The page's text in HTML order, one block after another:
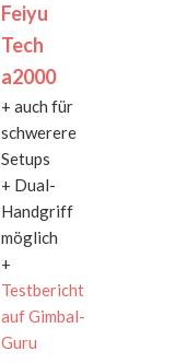
Feiyu
Tech
a2000
+ auch für
schwerere
Setups
+ Dual-
Handgriff
möglich
+
Testbericht
auf Gimbal-
Guru